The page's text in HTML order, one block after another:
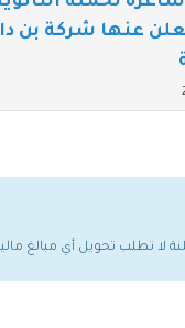
عنها شركة بن
لا تطلب تحويل أي مبالغ